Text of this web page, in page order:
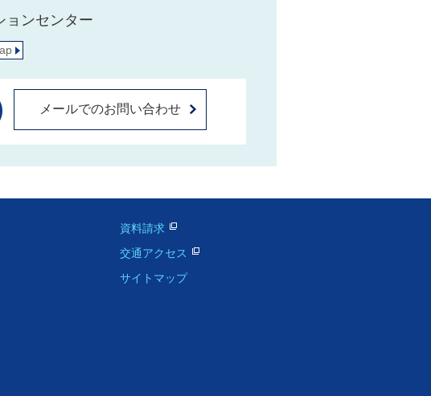
ンセンター
メールでのお問い合わせ
資料請求
交通アクセス
サイトマップ